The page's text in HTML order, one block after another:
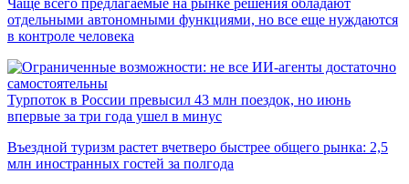
Чаще всего предлагаемые на рынке решения обладают
отдельными автономными функциями, но все еще нуждаются
в контроле человека
Турпоток в России превысил 43 млн поездок, но июнь
впервые за три года ушел в минус
Въездной туризм растет вчетверо быстрее общего рынка: 2,5
млн иностранных гостей за полгода